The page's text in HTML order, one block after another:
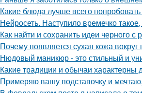
Какие блюда лучше всего
Нейросеть. Наступило времечко
Как найти и сохранить идеи черного
Почему появляется сухая кожа вокруг
Нюдовый маникюр - это стильный и
Какие традиции и обычаи характерны
Примеряю вашу подставочку и